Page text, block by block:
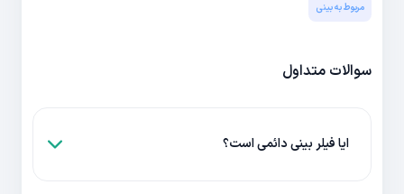
مربوط به بینی
سوالات متداول
ایا فیلر بینی دائمی است؟